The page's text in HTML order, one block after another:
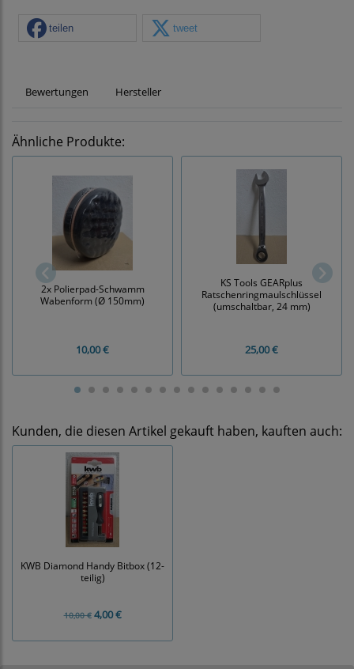
teilen tweet
Bewertungen Hersteller
Ähnliche Produkte:
2x Polierpad-Schwamm
Wabenform (Ø 150mm)
10,00 €
KS Tools GEARplus
Ratschenringmaulschlüssel
(umschaltbar, 24 mm)
25,00 €
Kunden, die diesen Artikel gekauft haben, kauften auch:
KWB Diamond Handy Bitbox (12-
teilig)
10,00 €4,00 €